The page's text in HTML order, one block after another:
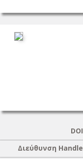
DOI
Διεύθυνση Handle